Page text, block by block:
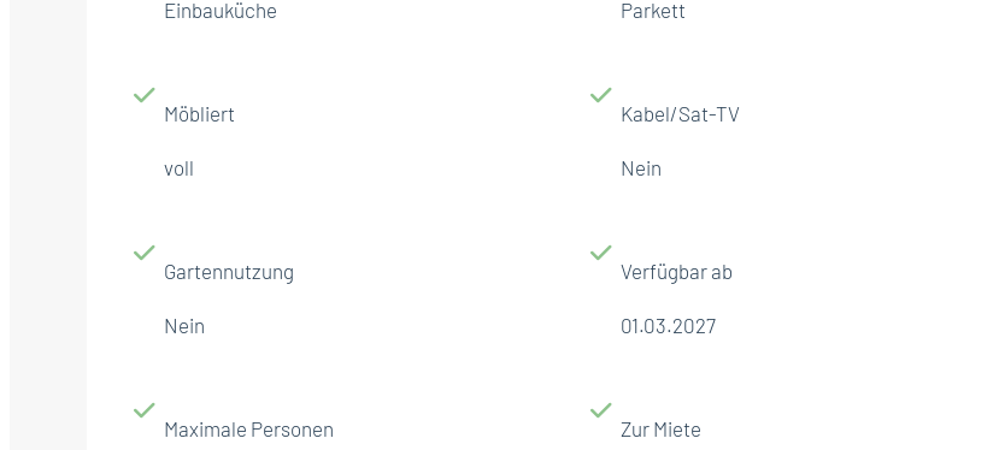
Einbauküche Parkett
Möbliert
voll
Kabel/Sat-TV
Nein
Gartennutzung
Nein
Verfügbar ab
01.03.2027
Maximale Personen Zur Miete